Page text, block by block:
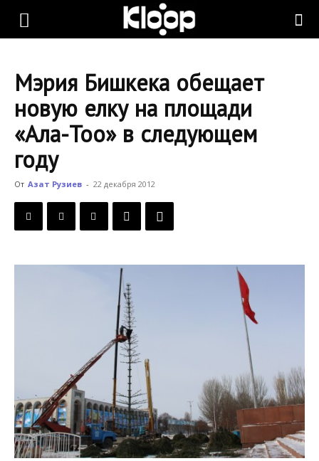
KLOOP.KG
Новости
Кыргызстана
Мэрия Бишкека обещает
новую елку на площади
«Ала-Тоо» в следующем
году
От Азат Рузиев - 22 декабря 2012